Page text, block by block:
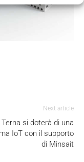
Next article
Terna si doterà di una
IoT con il supporto
di Minsait